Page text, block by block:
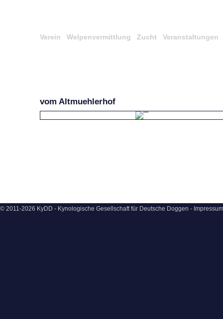
Verein Welpenvermittlung Zucht Veranstaltungen
vom Altmuehlerhof
© 2011-2026 KyDD - Kynologische Gesellschaft für Deutsche Doggen - Impressum